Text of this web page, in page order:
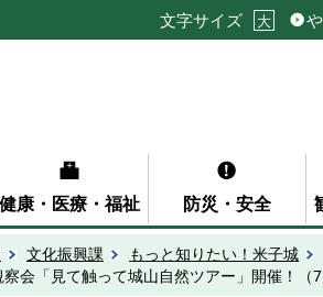
文字サイズ 大
健康・医療・福祉 防災・安全
文化振興課 もっと知りたい！米子城
会「見て触って城山自然ツアー」開催！